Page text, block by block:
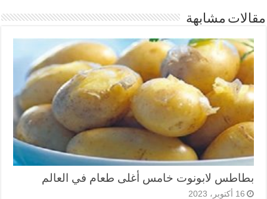
مقالات مشابهة
بطاطس لابونوت خامس أغلى طعام في العالم
16 أكتوبر، 2023